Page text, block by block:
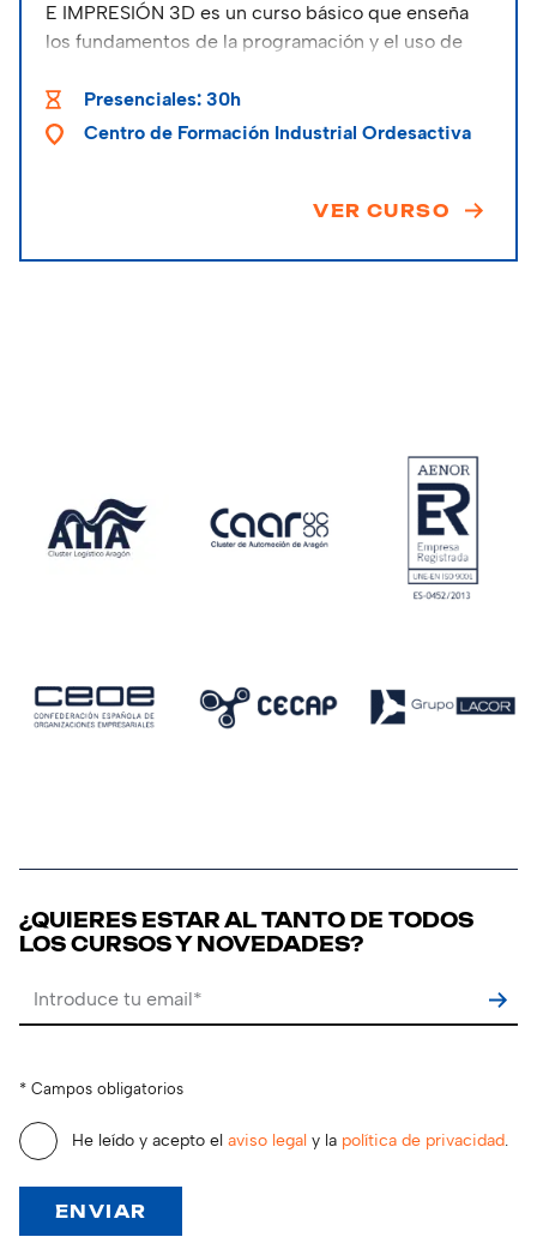
E IMPRESIÓN 3D es un curso básico que enseña
los fundamentos de la programación y el uso de
participantes para diseñar y fabricar objetos
tridimensionales mediante software especializado
Presenciales: 30h
Centro de Formación Industrial Ordesactiva
VER CURSO
¿QUIERES ESTAR AL TANTO DE TODOS
LOS CURSOS Y NOVEDADES?
* Campos obligatorios
He leído y acepto el aviso legal y la política de privacidad